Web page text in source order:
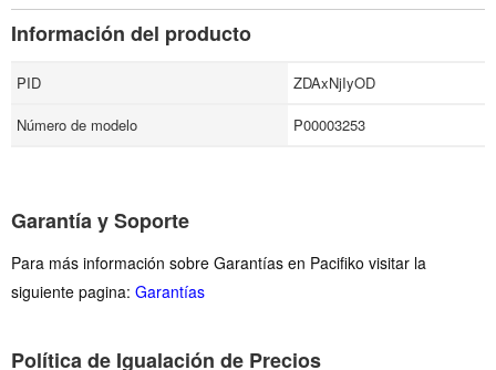
Información del producto
PID
ZDAxNjIyOD
Número de modelo
P00003253
Garantía y Soporte
Para más información sobre Garantías en Pacifiko visitar la
siguiente pagina: Garantías
Política de Igualación de Precios